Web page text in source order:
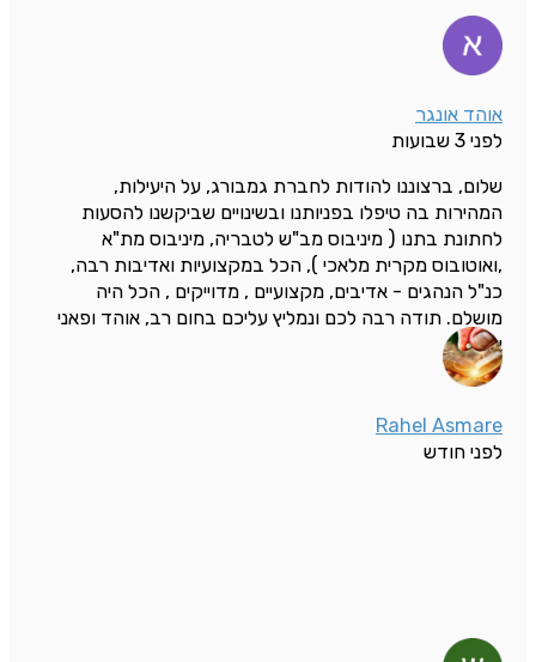
אוהד אונגר
לפני 3 שבועות
שלום, ברצוננו להודות לחברת גמבורג, על היעילות,
המהירות בה טיפלו בפניותנו ובשינויים שביקשנו להסעות
לחתונת בתנו ( מיניבוס מב"ש לטבריה, מיניבוס מת"א
,ואוטובוס מקרית מלאכי ), הכל במקצועיות ואדיבות רבה,
כנ"ל הנהגים - אדיבים, מקצועיים , מדוייקים , הכל היה
מושלם. תודה רבה לכם ונמליץ עליכם בחום רב, אוהד ופאני
אונגר
Rahel Asmare
לפני חודש